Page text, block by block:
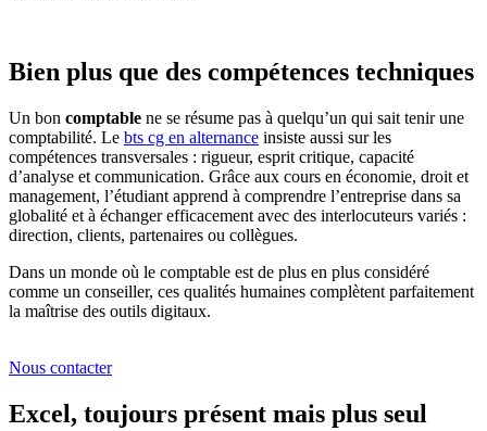
Bien plus que des compétences techniques
Un bon comptable ne se résume pas à quelqu’un qui sait tenir une
comptabilité. Le bts cg en alternance insiste aussi sur les
compétences transversales : rigueur, esprit critique, capacité
d’analyse et communication. Grâce aux cours en économie, droit et
management, l’étudiant apprend à comprendre l’entreprise dans sa
globalité et à échanger efficacement avec des interlocuteurs variés :
direction, clients, partenaires ou collègues.
Dans un monde où le comptable est de plus en plus considéré
comme un conseiller, ces qualités humaines complètent parfaitement
la maîtrise des outils digitaux.
Nous contacter
Excel, toujours présent mais plus seul